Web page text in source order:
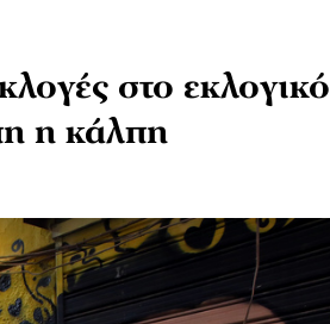
στο εκλογικό
η κάλπη